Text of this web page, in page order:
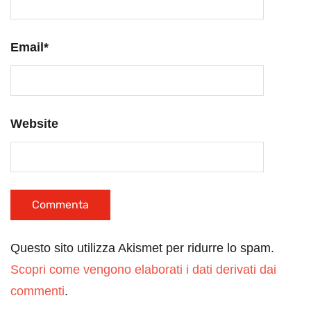
Email *
Website
Questo sito utilizza Akismet per ridurre lo spam.
Scopri come vengono elaborati i dati derivati dai
commenti.